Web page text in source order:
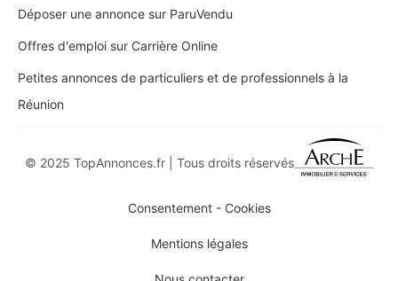
Déposer une annonce sur ParuVendu
Offres d'emploi sur Carrière Online
Petites annonces de particuliers et de professionnels à la
Réunion
© 2025 TopAnnonces.fr | Tous droits réservés
Consentement - Cookies
Mentions légales